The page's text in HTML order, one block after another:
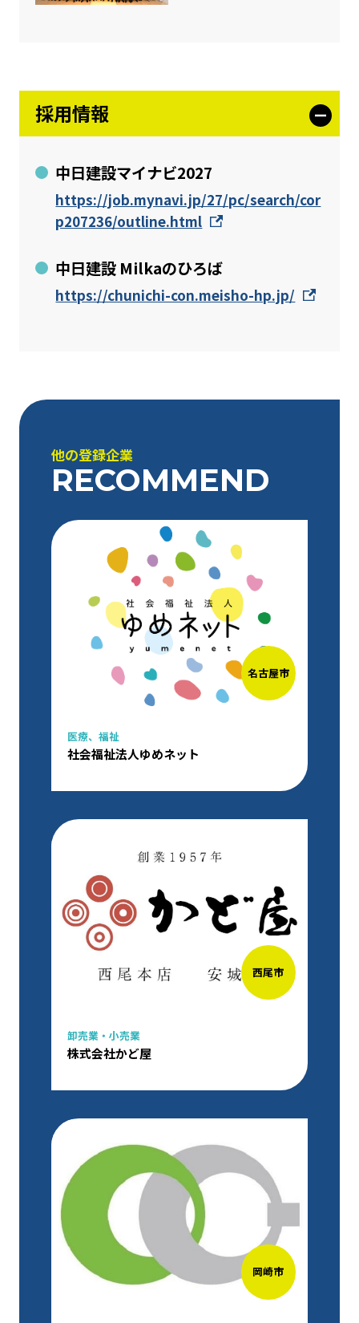
採用情報
中日建設マイナビ2027
https://job.mynavi.jp/27/pc/search/cor
p207236/outline.html
中日建設 Milkaのひろば
https://chunichi-con.meisho-hp.jp/
他の登録企業
RECOMMEND
名古屋市
医療、福祉
社会福祉法人ゆめネット
西尾市
卸売業・小売業
株式会社かど屋
岡崎市